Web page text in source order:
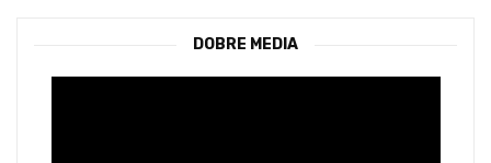
DOBRE MEDIA